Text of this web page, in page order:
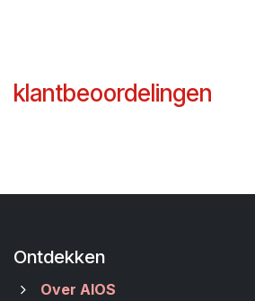
klantbeoordelingen
Ontdekken
Over AIOS